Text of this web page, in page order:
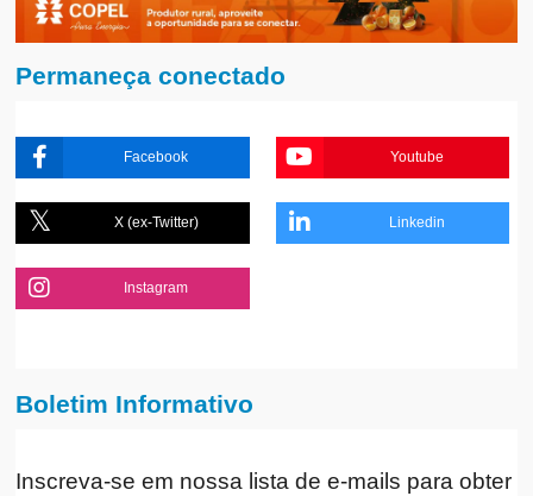
Permaneça conectado
Facebook Youtube
X (ex-Twitter) Linkedin
Instagram
Boletim Informativo
Inscreva-se em nossa lista de e-mails para obter